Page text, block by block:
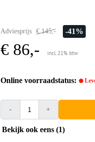
Adviesprijs € 145,- -41%
€ 86,- incl. 21% btw
Online voorraadstatus:
- +
Bekijk ook eens (1)